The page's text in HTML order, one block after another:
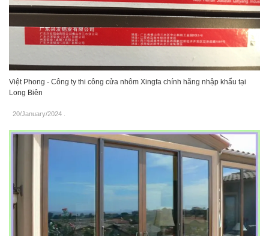
Việt Phong - Công ty thi công cửa nhôm Xingfa chính hãng nhập khẩu tại
Long Biên
20/January/2024